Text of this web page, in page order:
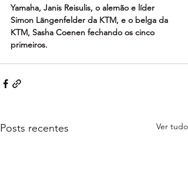
Yamaha, Janis Reisulis, o alemão e líder
Simon Längenfelder da KTM, e o belga da
KTM, Sasha Coenen fechando os cinco
primeiros.
Posts recentes Ver tudo